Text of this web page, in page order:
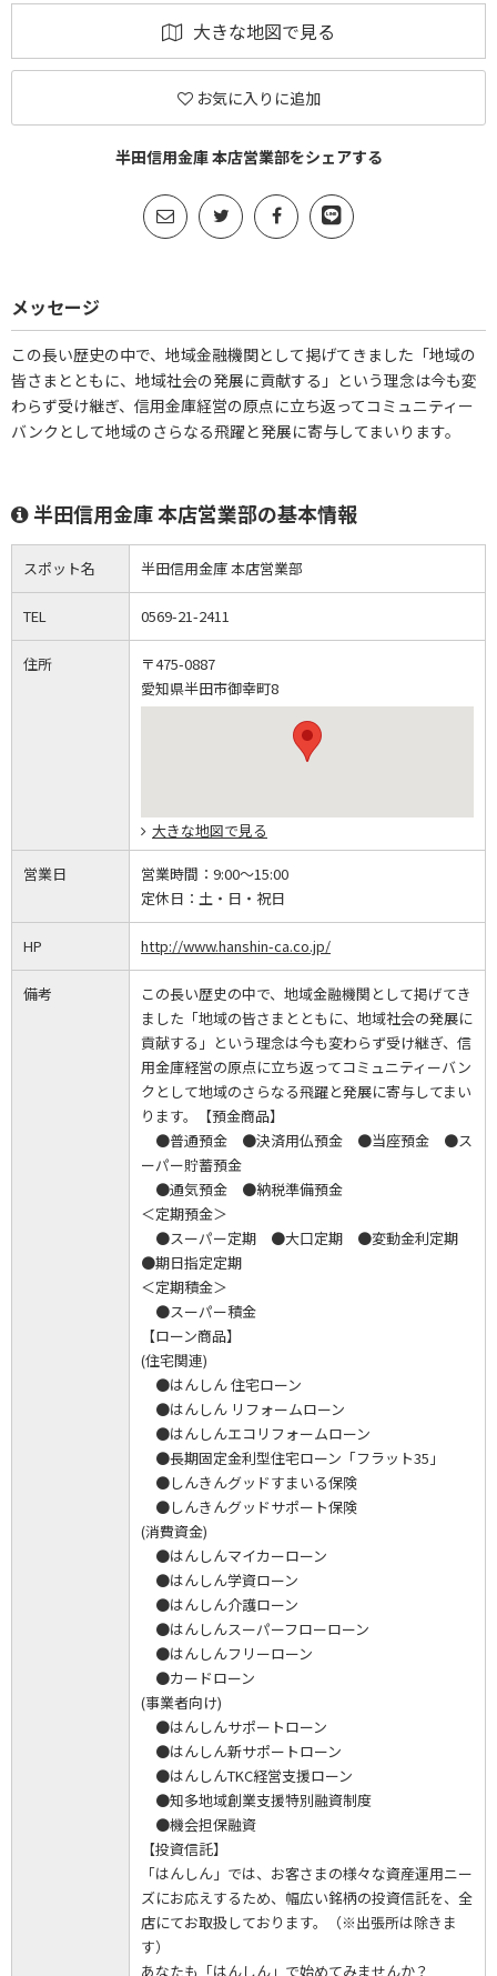
大きな地図で見る
お気に入りに追加
半田信用金庫 本店営業部をシェアする
メッセージ
この長い歴史の中で、地域金融機関として掲げてきました「地域の
皆さまとともに、地域社会の発展に貢献する」という理念は今も変
わらず受け継ぎ、信用金庫経営の原点に立ち返ってコミュニティー
バンクとして地域のさらなる飛躍と発展に寄与してまいります。
半田信用金庫 本店営業部の基本情報
スポット名 半田信用金庫 本店営業部
TEL 0569-21-2411
住所
〒475-0887
愛知県半田市御幸町8
大きな地図で見る
営業日 営業時間： 9:00～15:00
定休日： 土・日・祝日
HP http://www.hanshin-ca.co.jp/
備考
この長い歴史の中で、地域金融機関として掲げてき
ました「地域の皆さまとともに、地域社会の発展に
貢献する」という理念は今も変わらず受け継ぎ、信
用金庫経営の原点に立ち返ってコミュニティーバン
クとして地域のさらなる飛躍と発展に寄与してまい
ります。【預金商品】
●普通預金 ●決済用仏預金 ●当座預金 ●ス
ーパー貯蓄預金
●通気預金 ●納税準備預金
＜定期預金＞
●スーパー定期 ●大口定期 ●変動金利定期
●期日指定定期
＜定期積金＞
●スーパー積金
【ローン商品】
(住宅関連)
●はんしん 住宅ローン
●はんしん リフォームローン
●はんしんエコリフォームローン
●長期固定金利型住宅ローン「フラット35」
●しんきんグッドすまいる保険
●しんきんグッドサポート保険
(消費資金)
●はんしんマイカーローン
●はんしん学資ローン
●はんしん介護ローン
●はんしんスーパーフローローン
●はんしんフリーローン
●カードローン
(事業者向け)
●はんしんサポートローン
●はんしん新サポートローン
●はんしんTKC経営支援ローン
●知多地域創業支援特別融資制度
●機会担保融資
【投資信託】
「はんしん」では、お客さまの様々な資産運用ニー
ズにお応えするため、幅広い銘柄の投資信託を、全
店にてお取扱しております。（※出張所は除きま
す）
あなたも「はんしん」で始めてみませんか？